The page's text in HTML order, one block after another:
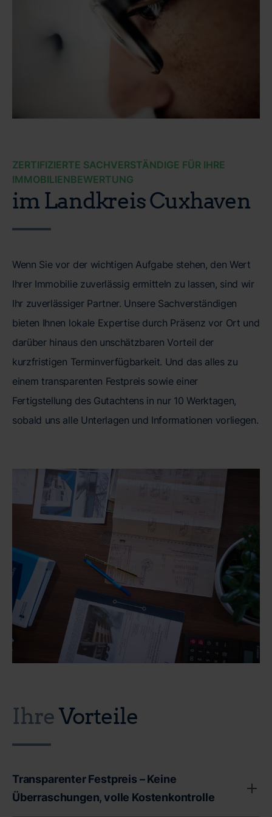
ZERTIFIZIERTE SACHVERSTÄNDIGE FÜR IHRE
IMMOBILIENBEWERTUNG
im Landkreis Cuxhaven
Wenn Sie vor der wichtigen Aufgabe stehen, den Wert
Ihrer Immobilie zuverlässig ermitteln zu lassen, sind wir
Ihr zuverlässiger Partner. Unsere Sachverständigen
bieten Ihnen lokale Expertise durch Präsenz vor Ort und
darüber hinaus den unschätzbaren Vorteil der
kurzfristigen Terminverfügbarkeit. Und das alles zu
einem transparenten Festpreis sowie einer
Fertigstellung des Gutachtens in nur 10 Werktagen,
sobald uns alle Unterlagen und Informationen vorliegen.
IhreVorteile
Transparenter Festpreis – Keine
Überraschungen, volle Kostenkontrolle